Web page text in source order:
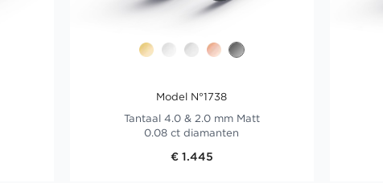
Model N°1738
Tantaal 4.0 & 2.0 mm Matt
0.08 ct diamanten
€ 1.445